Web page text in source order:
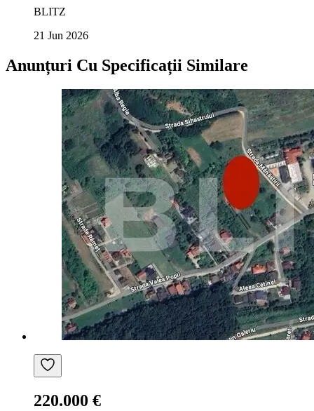
BLITZ
21 Jun 2026
Anunțuri Cu Specificații Similare
220.000 €